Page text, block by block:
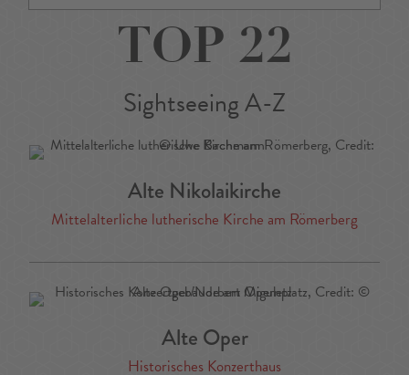
TOP 22
Sightseeing A-Z
Alte Nikolaikirche
Mittelalterliche lutherische Kirche am Römerberg
Alte Oper
Historisches Konzerthaus